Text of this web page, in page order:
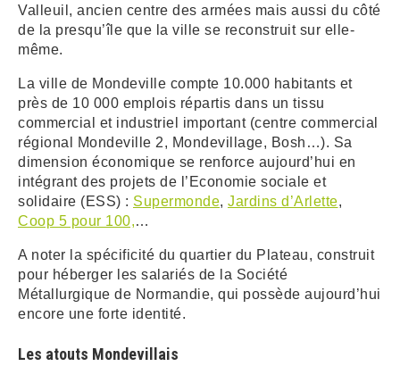
Valleuil, ancien centre des armées mais aussi du côté
de la presqu’île que la ville se reconstruit sur elle-
même.
La ville de Mondeville compte 10.000 habitants et
près de 10 000 emplois répartis dans un tissu
commercial et industriel important (centre commercial
régional Mondeville 2, Mondevillage, Bosh…). Sa
dimension économique se renforce aujourd’hui en
intégrant des projets de l’Economie sociale et
solidaire (ESS) : Supermonde, Jardins d’Arlette,
Coop 5 pour 100,…
A noter la spécificité du quartier du Plateau, construit
pour héberger les salariés de la Société
Métallurgique de Normandie, qui possède aujourd’hui
encore une forte identité.
Les atouts Mondevillais